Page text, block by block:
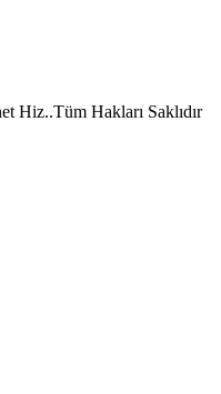
Hiz..Tüm Hakları Saklıdır